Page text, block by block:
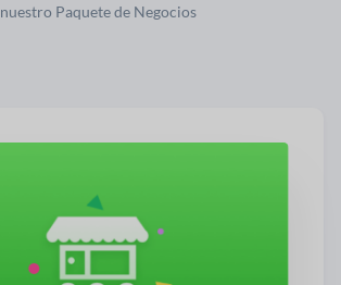
nuestro Paquete de Negocios